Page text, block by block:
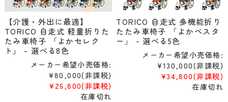
【介護・外出に最適】
TORICO 自走式 軽量折りた
たみ車椅子 「よかセレク
ト」 - 選べる8色
メーカー希望小売価格:
¥80,000(非課税)
¥26,800(非課税)
在庫切れ
TORICO 自走式 多機能折り
たたみ車椅子 「よかベスタ
ー」 - 選べる5色
メーカー希望小売価格:
¥130,000(非課税)
¥34,800(非課税)
在庫切れ